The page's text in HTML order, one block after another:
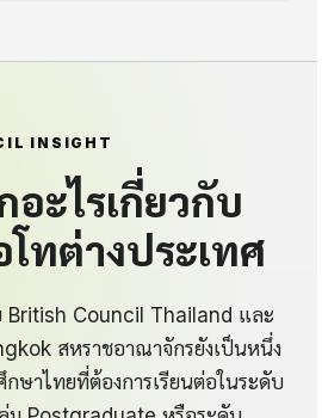
INSIGHT
ะไรเกี่ยวกับ
โทต่างประเทศ
British Council Thailand และ
สหราชอาณาจักรยังเป็นหนึ่ง
ษาไทยที่ต้องการเรียนต่อในระดับ